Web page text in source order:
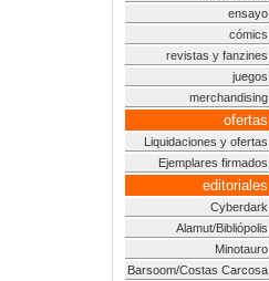
ensayo
cómics
revistas y fanzines
juegos
merchandising
ofertas
Liquidaciones y ofertas
Ejemplares firmados
editoriales
Cyberdark
Alamut/Bibliópolis
Minotauro
Barsoom/Costas Carcosa